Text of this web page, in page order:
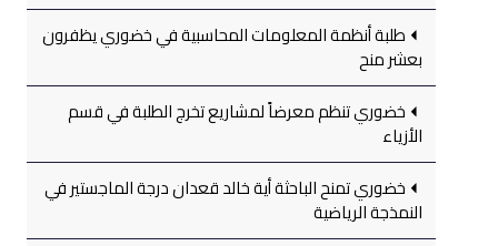
طلبة أنظمة المعلومات المحاسبية في خضوري يظفرون
بعشر منح
خضوري تنظم معرضاً لمشاريع تخرج الطلبة في قسم
الأزياء
خضوري تمنح الباحثة أية خالد قعدان درجة الماجستير في
النمذجة الرياضية